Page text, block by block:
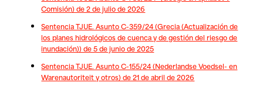
Comisión) de 2 de julio de 2026
Sentencia TJUE. Asunto C-359/24 (Grecia (Actualización de
los planes hidrológicos de cuenca y de gestión del riesgo de
inundación)) de 5 de junio de 2025
Sentencia TJUE. Asunto C-155/24 (Nederlandse Voedsel- en
Warenautoriteit y otros) de 21 de abril de 2026